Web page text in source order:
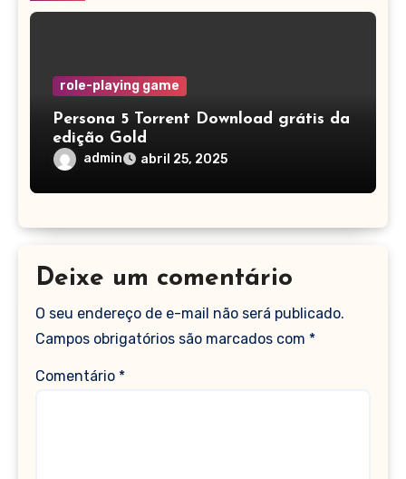
role-playing game
Persona 5 Torrent Download grátis da
edição Gold
admin abril 25, 2025
Deixe um comentário
O seu endereço de e-mail não será publicado.
Campos obrigatórios são marcados com *
Comentário *